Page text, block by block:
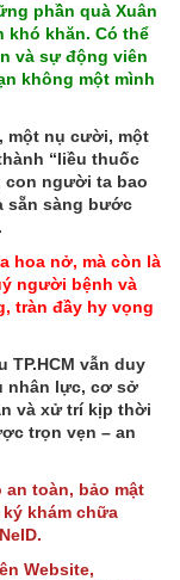
phần quà Xuân
khó khăn. Có thể
và sự động viên
không một mình
một nụ cười, một
“liều thuốc
con người ta bao
sẵn sàng bước
hoa nở, mà còn là
người bệnh và
tràn đầy hy vọng
TP.HCM vẫn duy
nhân lực, cơ sở
và xử trí kịp thời
trọn vẹn – an
an toàn, bảo mật
khám chữa
Website,